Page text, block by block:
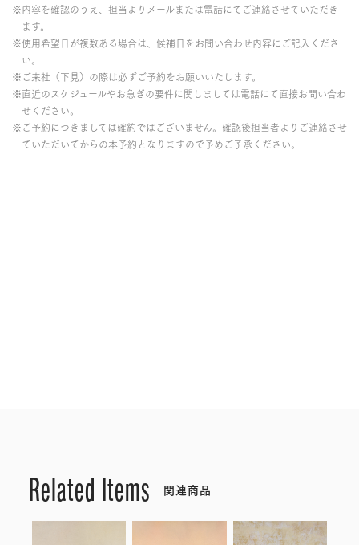
※内容を確認のうえ、担当よりメールまたは電話にてご連絡させていただき
ます。
※使用希望日が複数ある場合は、候補日をお問い合わせ内容にご記入くださ
い。
※ご来社（下見）の際は必ずご予約をお願いいたします。
※直近のスケジュールやお急ぎの要件に関しましては電話にて直接お問い合わ
せください。
※ご予約につきましては確約ではございません。確認後担当者よりご連絡させ
ていただいてからの本予約となりますので予めご了承ください。
Related Items 関連商品